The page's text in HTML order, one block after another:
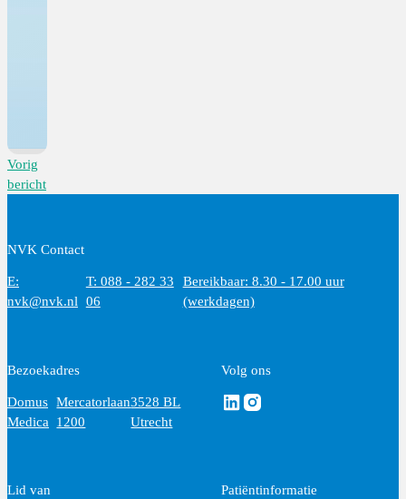
Vorig
bericht
NVK Contact
E:
nvk@nvk.nl
T: 088 - 282 33
06
Bereikbaar: 8.30 - 17.00 uur
(werkdagen)
Bezoekadres
Domus
Medica
Mercatorlaan
1200
3528 BL
Utrecht
Volg ons
Volg ons via Linkedin
Volg ons via Instagram
Lid van Patiëntinformatie